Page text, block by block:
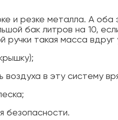
и резке металла. А
бак литров на 10,
ручки такая масса
в эту систему
безопасности.